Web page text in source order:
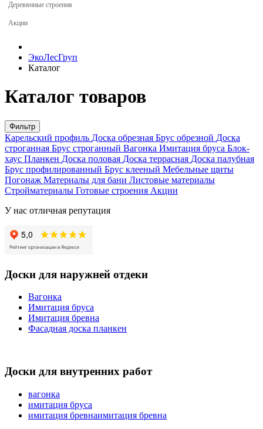
Деревянные строения
Акции
ЭкоЛесГруп
Каталог
Каталог товаров
Фильтр
Карельский профиль Доска обрезная Брус обрезной Доска
строганная Брус строганный Вагонка Имитация бруса Блок-
хаус Планкен Доска половая Доска террасная Доска палубная
Брус профилированный Брус клееный Мебельные щиты
Погонаж Материалы для бани Листовые материалы
Стройматериалы Готовые строения Акции
У нас отличная репутация
Доски для наружней отдеки
Вагонка
Имитация бруса
Имитация бревна
Фасадная доска планкен
Доски для внутренних работ
вагонка
имитация бруса
имитация бревнаимитация бревна